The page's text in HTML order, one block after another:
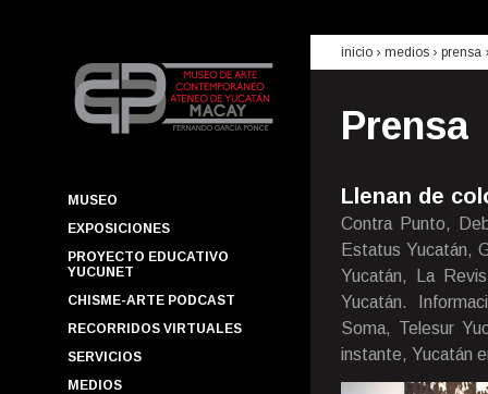
MUSEO
EXPOSICIONES
PROYECTO EDUCATIVO
YUCUNET
CHISME-ARTE PODCAST
RECORRIDOS VIRTUALES
SERVICIOS
MEDIOS
inicio › medios › prensa
Prensa
Llenan de
Contra Punto,
Estatus Yucatán,
Yucatán, La
Yucatán.
Soma, Telesur
instante, Yucatán